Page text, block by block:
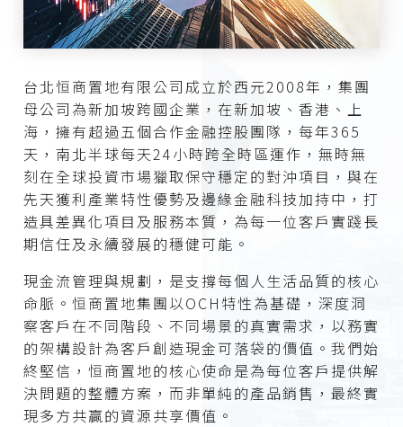
台北恒商置地有限公司成立於西元2008年，集團
母公司為新加坡跨國企業，在新加坡、香港、上
海，擁有超過五個合作金融控股團隊，每年365
天，南北半球每天24小時跨全時區運作，無時無
刻在全球投資市場獵取保守穩定的對沖項目，與在
先天獲利產業特性優勢及邊緣金融科技加持中，打
造具差異化項目及服務本質，為每一位客戶實踐長
期信任及永續發展的穩健可能。
現金流管理與規劃，是支撐每個人生活品質的核心
命脈。恒商置地集團以OCH特性為基礎，深度洞
察客戶在不同階段、不同場景的真實需求，以務實
的架構設計為客戶創造現金可落袋的價值。我們始
終堅信，恒商置地的核心使命是為每位客戶提供解
決問題的整體方案，而非單純的產品銷售，最終實
現多方共贏的資源共享價值。